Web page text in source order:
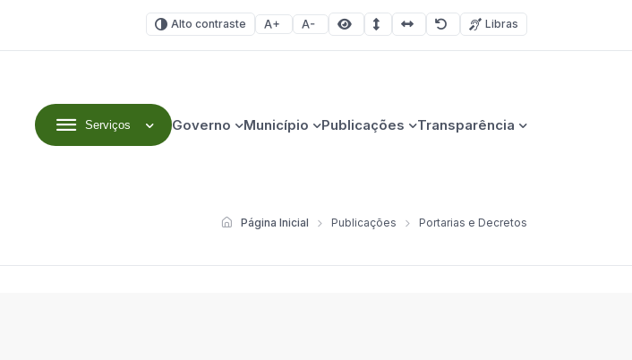
Alto contraste Aumentar fonte
Diminuir fonteÁrea selecionada
Espaçamento de linha
Espaço dos caracteres
RedefinirLibras
Serviços Governo Município Publicações Transparência
Página Inicial Publicações Portarias e Decretos